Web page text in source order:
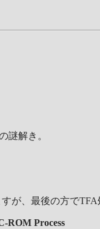
謎解き。
、最後の方でTFA
ROM Process